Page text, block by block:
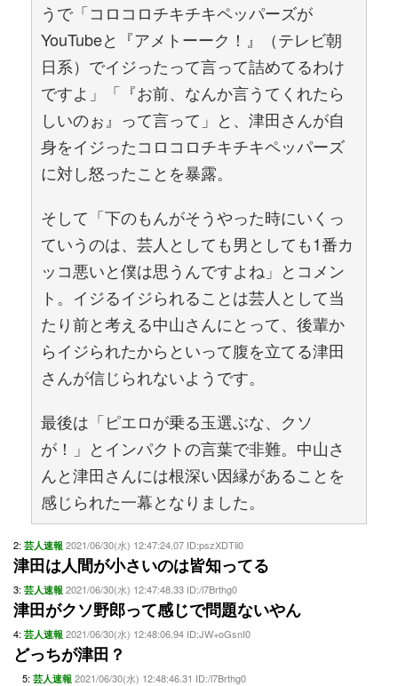
うで「コロコロチキチキペッパーズが
YouTubeと『アメトーーク！』（テレビ朝
日系）でイジったって言って詰めてるわけ
ですよ」「『お前、なんか言うてくれたら
しいのぉ』って言って」と、津田さんが自
身をイジったコロコロチキチキペッパーズ
に対し怒ったことを暴露。
そして「下のもんがそうやった時にいくっ
ていうのは、芸人としても男としても1番カ
ッコ悪いと僕は思うんですよね」とコメン
ト。イジるイジられることは芸人として当
たり前と考える中山さんにとって、後輩か
らイジられたからといって腹を立てる津田
さんが信じられないようです。
最後は「ピエロが乗る玉選ぶな、クソ
が！」とインパクトの言葉で非難。中山さ
んと津田さんには根深い因縁があることを
感じられた一幕となりました。
2: 芸人速報 2021/06/30(水) 12:47:24.07 ID:pszXDTli0
津田は人間が小さいのは皆知ってる
3: 芸人速報 2021/06/30(水) 12:47:48.33 ID:/l7Brthg0
津田がクソ野郎って感じで問題ないやん
4: 芸人速報 2021/06/30(水) 12:48:06.94 ID:JW+oGsnI0
どっちが津田？
5: 芸人速報 2021/06/30(水) 12:48:46.31 ID:/l7Brthg0